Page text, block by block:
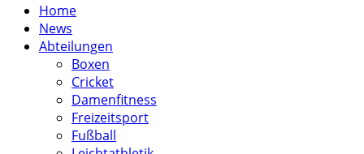
Close
Menu
Home
News
Abteilungen
Boxen
Cricket
Damenfitness
Freizeitsport
Fußball